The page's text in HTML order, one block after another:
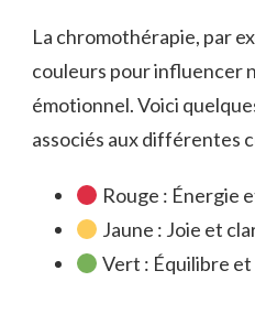
La chromothérapie, par
couleurs pour influencer
émotionnel. Voici
associés aux différentes
Rouge : Énergie
Jaune : Joie et
Vert : Équilibre